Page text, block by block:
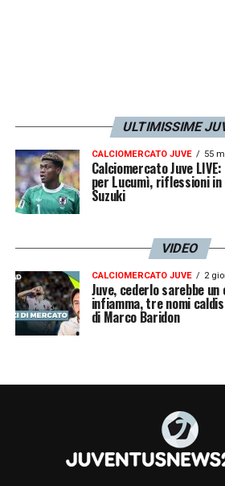
ULTIMISSIME
CALCIOMERCATO JUVE 55
Calciomercato Juve
per Lucumì, riflessioni
Suzuki
VIDEO
CALCIOMERCATO JUVE 2
Juve, cederlo sarebbe
infiamma, tre nomi
di Marco Baridon